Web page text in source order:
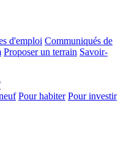
d'emploi Communiqués de
Proposer un terrain Savoir-
Pour habiter Pour investir